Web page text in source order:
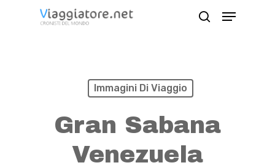
Menu
Immagini Di Viaggio
Gran Sabana
Venezuela